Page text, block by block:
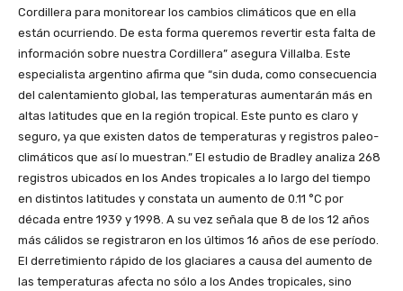
Cordillera para monitorear los cambios climáticos que en ella
están ocurriendo. De esta forma queremos revertir esta falta de
información sobre nuestra Cordillera” asegura Villalba. Este
especialista argentino afirma que “sin duda, como consecuencia
del calentamiento global, las temperaturas aumentarán más en
altas latitudes que en la región tropical. Este punto es claro y
seguro, ya que existen datos de temperaturas y registros paleo-
climáticos que así lo muestran.” El estudio de Bradley analiza 268
registros ubicados en los Andes tropicales a lo largo del tiempo
en distintos latitudes y constata un aumento de 0.11 °C por
década entre 1939 y 1998. A su vez señala que 8 de los 12 años
más cálidos se registraron en los últimos 16 años de ese período.
El derretimiento rápido de los glaciares a causa del aumento de
las temperaturas afecta no sólo a los Andes tropicales, sino